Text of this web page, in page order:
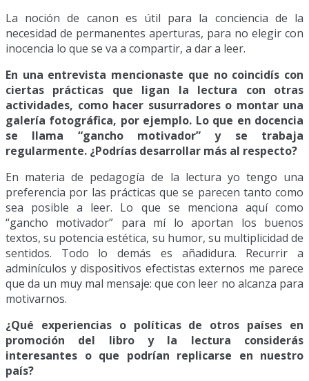
La noción de canon es útil para la conciencia de la
necesidad de permanentes aperturas, para no elegir con
inocencia lo que se va a compartir, a dar a leer.
En una entrevista mencionaste que no coincidís con
ciertas prácticas que ligan la lectura con otras
actividades, como hacer susurradores o montar una
galería fotográfica, por ejemplo. Lo que en docencia
se llama “gancho motivador” y se trabaja
regularmente. ¿Podrías desarrollar más al respecto?
En materia de pedagogía de la lectura yo tengo una
preferencia por las prácticas que se parecen tanto como
sea posible a leer. Lo que se menciona aquí como
“gancho motivador” para mí lo aportan los buenos
textos, su potencia estética, su humor, su multiplicidad de
sentidos. Todo lo demás es añadidura. Recurrir a
adminículos y dispositivos efectistas externos me parece
que da un muy mal mensaje: que con leer no alcanza para
motivarnos.
¿Qué experiencias o políticas de otros países en
promoción del libro y la lectura considerás
interesantes o que podrían replicarse en nuestro
país?